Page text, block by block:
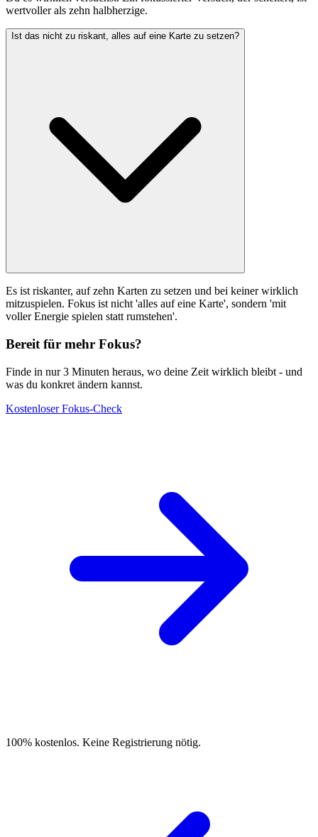
wertvoller als zehn halbherzige.
Ist das nicht zu riskant, alles auf eine Karte zu setzen?
Es ist riskanter, auf zehn Karten zu setzen und bei keiner wirklich
mitzuspielen. Fokus ist nicht 'alles auf eine Karte', sondern 'mit
voller Energie spielen statt rumstehen'.
Bereit für mehr Fokus?
Finde in nur 3 Minuten heraus, wo deine Zeit wirklich bleibt - und
was du konkret ändern kannst.
Kostenloser Fokus-Check
100% kostenlos. Keine Registrierung nötig.